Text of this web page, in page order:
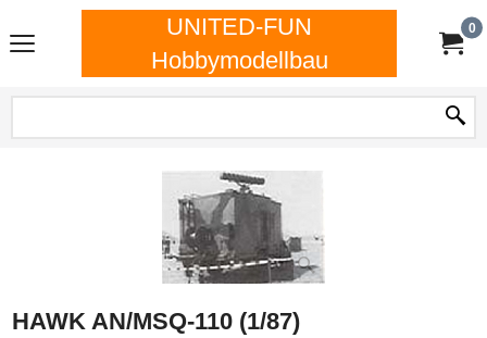
UNITED-FUN
Hobbymodellbau
0
HAWK AN/MSQ-110 (1/87)